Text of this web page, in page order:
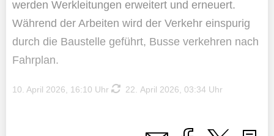
werden Werkleitungen erweitert und erneuert.
Während der Arbeiten wird der Verkehr einspurig
durch die Baustelle geführt, Busse verkehren nach
Fahrplan.
10. April 2026, 16:10 Uhr 22. April 2026, 03:34 Uhr